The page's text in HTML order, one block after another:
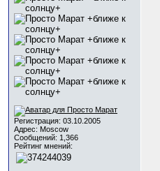
Регистрация: 03.10.2005
Адрес: Moscow
Сообщений: 1,366
Рейтинг мнений: